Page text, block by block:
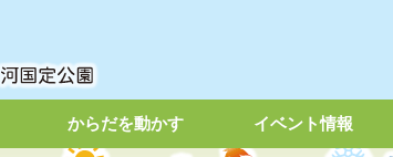
からだを動かす イベント情報